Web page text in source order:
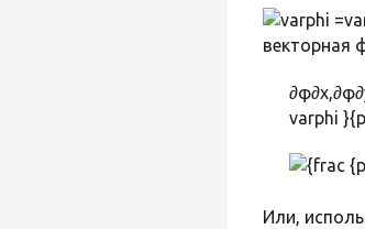
векторная
varphi
Или,